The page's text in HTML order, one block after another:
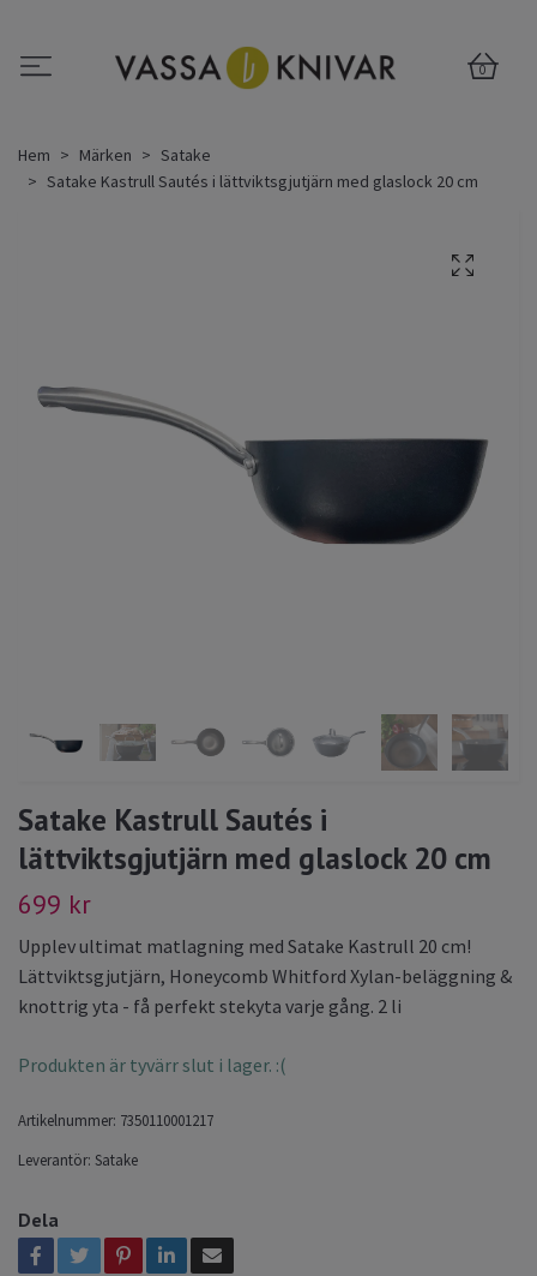
0
Hem Märken
Satake
Satake Kastrull Sautés i lättviktsgjutjärn med glaslock 20 cm
Satake Kastrull Sautés i
lättviktsgjutjärn med glaslock 20 cm
699 kr
Upplev ultimat matlagning med Satake Kastrull 20 cm!
Lättviktsgjutjärn, Honeycomb Whitford Xylan-beläggning &
knottrig yta - få perfekt stekyta varje gång. 2 li
Produkten är tyvärr slut i lager. :(
Artikelnummer: 7350110001217
Leverantör: Satake
Dela